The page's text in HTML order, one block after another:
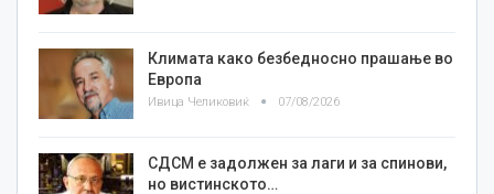
Климата како безбедносно прашање во
Европа
Ивица Челиковиќ 07/08/2026
СДСМ е задолжен за лаги и за спинови,
но вистинското…